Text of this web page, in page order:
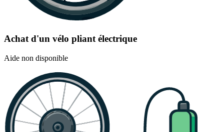
Achat d'un vélo pliant électrique
Aide non disponible